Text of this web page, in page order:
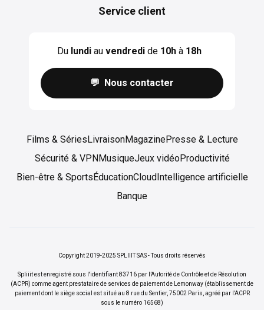
Service client
Du lundiau vendredide 10hà 18h
💬 Nous contacter
Films & SériesLivraisonMagazinePresse & Lecture
Sécurité & VPNMusiqueJeux vidéoProductivité
Bien-être & SportsÉducationCloudIntelligence artificielle
Banque
Copyright 2019-2025 SPLIIIT SAS - Tous droits réservés
Spliiit est enregistré sous l'identifiant 83716 par l’Autorité de Contrôle et de Résolution
(ACPR) comme agent prestataire de services de paiement de Lemonway (établissement de
paiement dont le siège social est situé au 8 rue du Sentier, 75002 Paris, agréé par l’ACPR
sous le numéro 16568)